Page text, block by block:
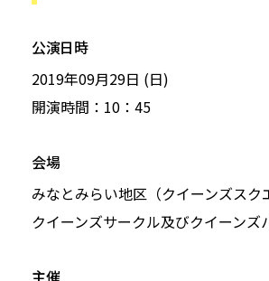
公演日時
2019年09月29日 (日)
開演時間：10：45
会場
みなとみらい地区（クイーンズスク
クイーンズサークル及びクイーンズ
主催